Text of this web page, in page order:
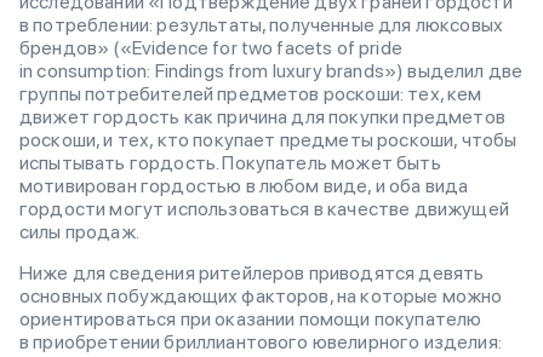
в потреблении: результаты, полученные для люксовых
брендов» («Evidence for two facets of pride
in consumption: Findings from luxury brands») выделил две
группы потребителей предметов роскоши: тех, кем
движет гордость как причина для покупки предметов
роскоши, и тех, кто покупает предметы роскоши, чтобы
испытывать гордость. Покупатель может быть
мотивирован гордостью в любом виде, и оба вида
гордости могут использоваться в качестве движущей
силы продаж.
Ниже для сведения ритейлеров приводятся девять
основных побуждающих факторов, на которые можно
ориентироваться при оказании помощи покупателю
в приобретении бриллиантового ювелирного изделия: